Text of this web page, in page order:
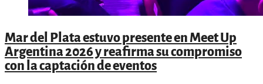
Mar del Plata estuvo presente en Meet Up
Argentina 2026 y reafirma su compromiso
con la captación de eventos